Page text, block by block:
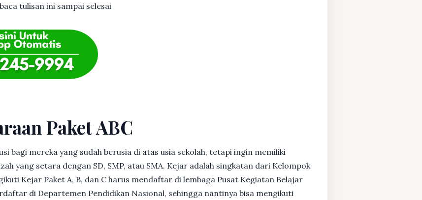
tulisan ini sampai selesai
Paket ABC
bagi mereka yang sudah berusia di atas usia sekolah, tetapi ingin memiliki
yang setara dengan SD, SMP, atau SMA. Kejar adalah singkatan dari Kelompok
Kejar Paket A, B, dan C harus mendaftar di lembaga Pusat Kegiatan Belajar
di Departemen Pendidikan Nasional, sehingga nantinya bisa mengikuti